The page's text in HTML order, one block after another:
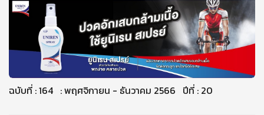
ฉบับที่ : 164 : พฤศจิกายน - ธันวาคม 2566 ปีที่ : 20